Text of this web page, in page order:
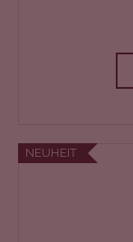
NEUHEIT